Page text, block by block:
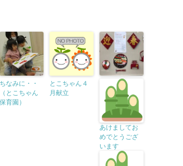
ちなみに・・
（とこちゃん
保育園）
とこちゃん４
月献立
あけましてお
めでとうござ
います